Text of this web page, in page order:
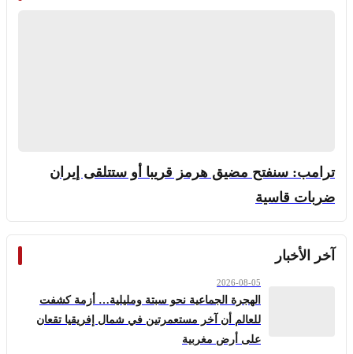
ترامب: سنفتح مضيق هرمز قريبا أو ستتلقى إيران
ضربات قاسية
آخر الأخبار
2026-08-05
الهجرة الجماعية نحو سبتة ومليلية… أزمة كشفت
للعالم أن آخر مستعمرتين في شمال إفريقيا تقعان
على أرض مغربية